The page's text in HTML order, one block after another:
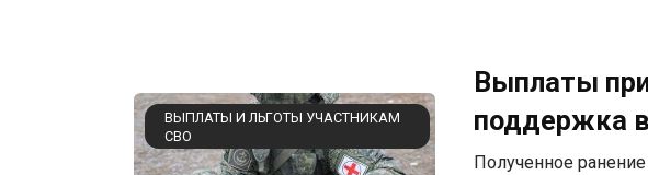
ВЫПЛАТЫ И ЛЬГОТЫ УЧАСТНИКАМ
СВО
Выплаты
поддержка
Полученное